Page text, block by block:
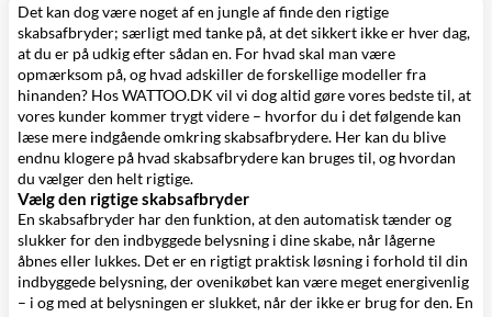
Det kan dog være noget af en jungle af finde den rigtige
skabsafbryder; særligt med tanke på, at det sikkert ikke er hver dag,
at du er på udkig efter sådan en. For hvad skal man være
opmærksom på, og hvad adskiller de forskellige modeller fra
hinanden? Hos WATTOO.DK vil vi dog altid gøre vores bedste til, at
vores kunder kommer trygt videre – hvorfor du i det følgende kan
læse mere indgående omkring skabsafbrydere. Her kan du blive
endnu klogere på hvad skabsafbrydere kan bruges til, og hvordan
du vælger den helt rigtige.
Vælg den rigtige skabsafbryder
En skabsafbryder har den funktion, at den automatisk tænder og
slukker for den indbyggede belysning i dine skabe, når lågerne
åbnes eller lukkes. Det er en rigtigt praktisk løsning i forhold til din
indbyggede belysning, der ovenikøbet kan være meget energivenlig
– i og med at belysningen er slukket, når der ikke er brug for den. En